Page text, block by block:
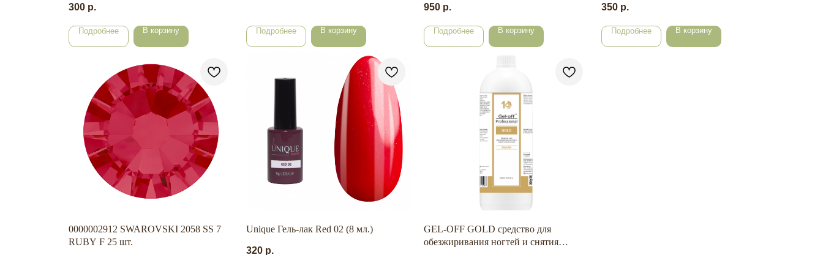
300 р.
Подробнее В корзину Подробнее В корзину
950 р.
Подробнее В корзину
350 р.
Подробнее В корзину
0000002912 SWAROVSKI 2058 SS 7
RUBY F 25 шт.
Unique Гель-лак Red 02 (8 мл.)
320 р.
GEL-OFF GOLD средство для
обезжиривания ногтей и снятия